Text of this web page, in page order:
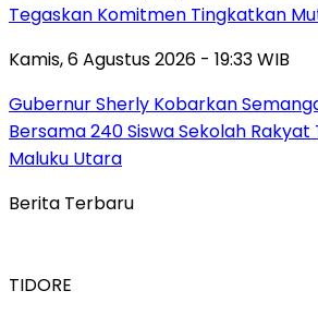
Tegaskan Komitmen Tingkatkan
Kamis, 6 Agustus 2026 - 19:33 WIB
Gubernur Sherly Kobarkan
Bersama 240 Siswa Sekolah
Maluku Utara
Berita Terbaru
TIDORE